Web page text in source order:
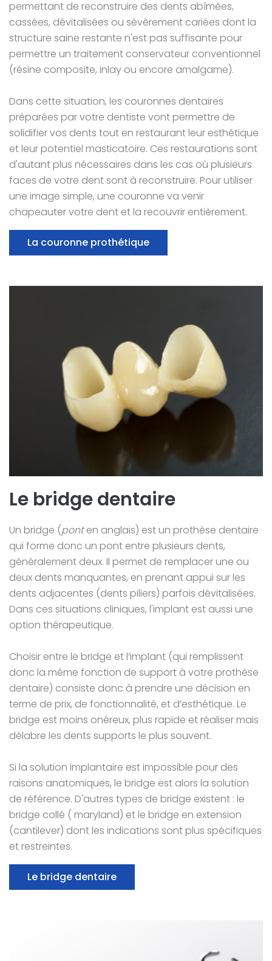
permettant de reconstruire des dents abîmées,
cassées, dévitalisées ou sévèrement cariées dont la
structure saine restante n'est pas suffisante pour
permettre un traitement conservateur conventionnel
(résine composite, inlay ou encore amalgame).
Dans cette situation, les couronnes dentaires
préparées par votre dentiste vont permettre de
solidifier vos dents tout en restaurant leur esthétique
et leur potentiel masticatoire. Ces restaurations sont
d'autant plus nécessaires dans les cas où plusieurs
faces de votre dent sont à reconstruire. Pour utiliser
une image simple, une couronne va venir
chapeauter votre dent et la recouvrir entièrement.
La couronne prothétique
Le bridge dentaire
Un bridge (ponten anglais) est un prothèse dentaire
qui forme donc un pont entre plusieurs dents,
généralement deux. Il permet de remplacer une ou
deux dents manquantes, en prenant appui sur les
dents adjacentes (dents piliers) parfois dévitalisées.
Dans ces situations cliniques, l'implant est aussi une
option thérapeutique.
Choisir entre le bridge et l’implant (qui remplissent
donc la même fonction de support à votre prothèse
dentaire) consiste donc à prendre une décision en
terme de prix, de fonctionnalité, et d’esthétique. Le
bridge est moins onéreux, plus rapide et réaliser mais
délabre les dents supports le plus souvent.
Si la solution implantaire est impossible pour des
raisons anatomiques, le bridge est alors la solution
de référence. D'autres types de bridge existent : le
bridge collé ( maryland) et le bridge en extension
(cantilever) dont les indications sont plus spécifiques
et restreintes.
Le bridge dentaire